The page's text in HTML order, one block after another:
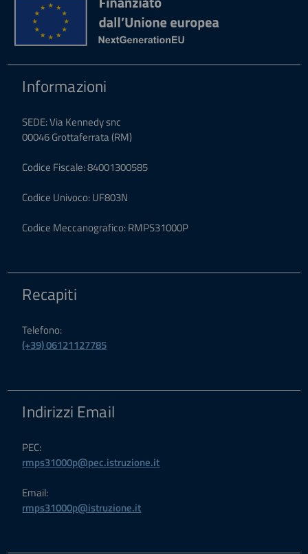
Informazioni
SEDE: Via Kennedy snc
00046 Grottaferrata (RM)
Codice Fiscale: 84001300585
Codice Univoco: UF803N
Codice Meccanografico: RMPS31000P
Recapiti
Telefono:
(+39) 06121127785
Indirizzi Email
PEC:
rmps31000p@pec.istruzione.it
Email:
rmps31000p@istruzione.it